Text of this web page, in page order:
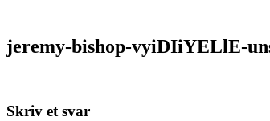
jeremy-bishop-vyiDIiYELlE-
Skriv et svar